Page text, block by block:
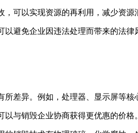
可以实现资源的再利用，减少资源
避免企业因违法处理而带来的法律
差异。例如，处理器、显示屏等核
与销毁企业协商获得更优惠的价格。